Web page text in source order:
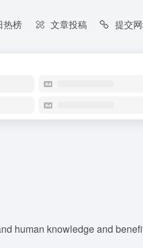
热榜 文章投稿 提交
human knowledge and